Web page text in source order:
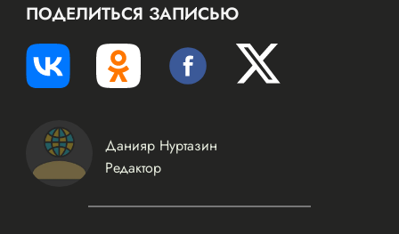
ПОДЕЛИТЬСЯ ЗАПИСЬЮ
Данияр Нуртазин
Редактор